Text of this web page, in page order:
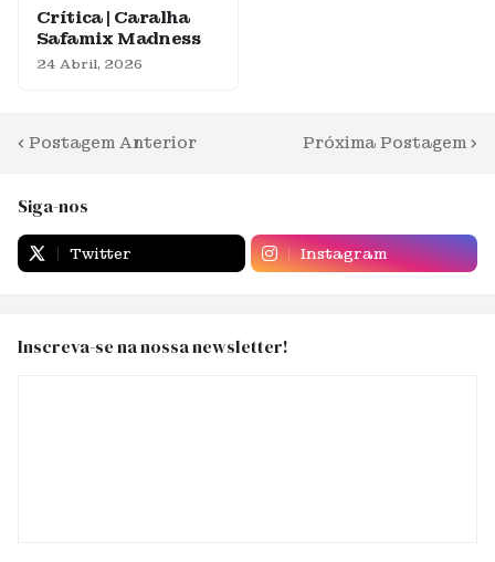
Crítica | Caralha
Safamix Madness
24 Abril, 2026
Postagem Anterior Próxima Postagem
Siga-nos
Twitter Instagram
Inscreva-se na nossa newsletter!